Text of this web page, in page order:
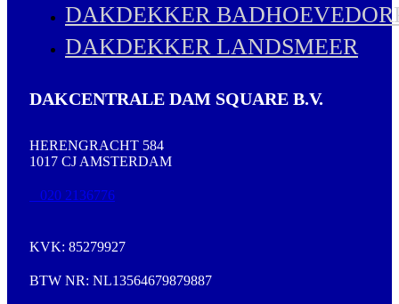
DAKDEKKER
DAKDEKKER LANDSMEER
DAKCENTRALE DAM SQUARE B.V.
HERENGRACHT 584
1017 CJ AMSTERDAM
020 2136776
KVK: 85279927
BTW NR: NL13564679879887